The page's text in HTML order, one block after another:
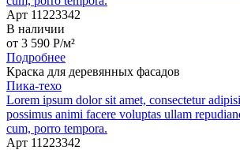
Арт 11223342
В наличии
от 3 590 P/м²
Подробнее
Краска для деревянных фасадов
Пика-техо
Lorem ipsum dolor sit amet, consectetur
possimus animi facere voluptas ullam
cum, porro tempora.
Арт 11223342